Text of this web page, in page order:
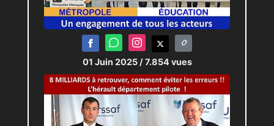
01 Juin 2025 / 7.854 vues